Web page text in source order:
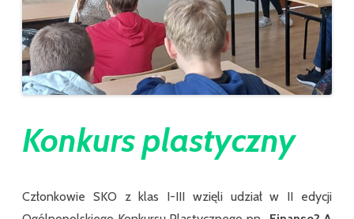
Konkurs plastyczny
Członkowie SKO z klas I-III wzięli udział w II edycji